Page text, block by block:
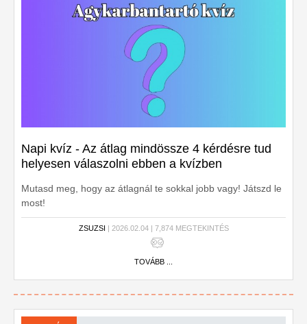
Napi kvíz - Az átlag mindössze 4 kérdésre tud
helyesen válaszolni ebben a kvízben
Mutasd meg, hogy az átlagnál te sokkal jobb vagy! Játszd le
most!
ZSUZSI | 2026.02.04 | 7,874 MEGTEKINTÉS
TOVÁBB ...